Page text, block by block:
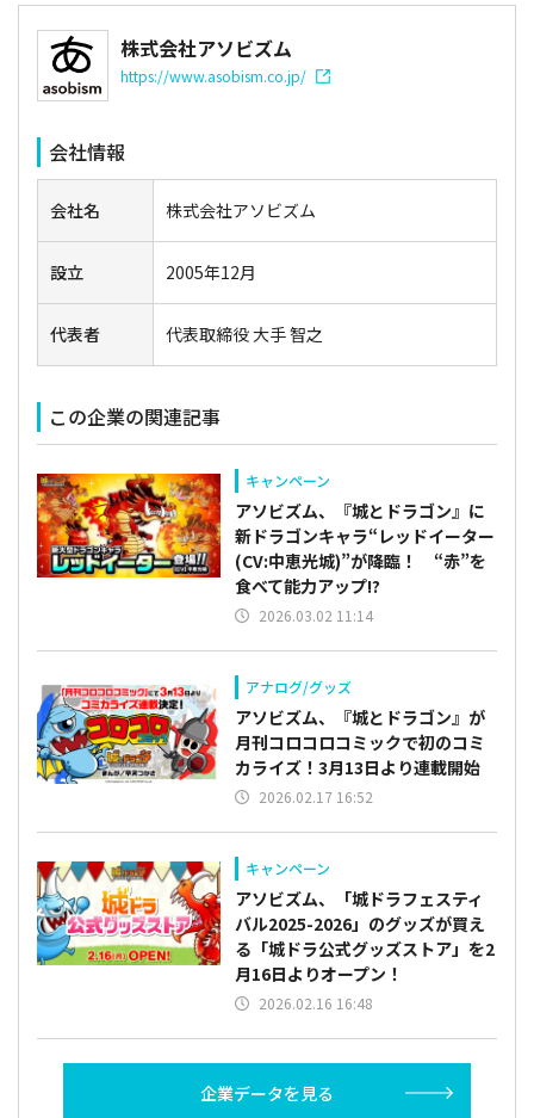
株式会社アソビズム
https://www.asobism.co.jp/
会社情報
会社名 株式会社アソビズム
設立 2005年12月
代表者 代表取締役 大手 智之
この企業の関連記事
キャンペーン
アソビズム、『城とドラゴン』に
新ドラゴンキャラ“レッドイーター
(CV:中恵光城)”が降臨！ “赤”を
食べて能力アップ!?
2026.03.02 11:14
アナログ/グッズ
アソビズム、『城とドラゴン』が
月刊コロコロコミックで初のコミ
カライズ！3月13日より連載開始
2026.02.17 16:52
キャンペーン
アソビズム、「城ドラフェスティ
バル2025-2026」のグッズが買え
る「城ドラ公式グッズストア」を2
月16日よりオープン！
2026.02.16 16:48
企業データを見る